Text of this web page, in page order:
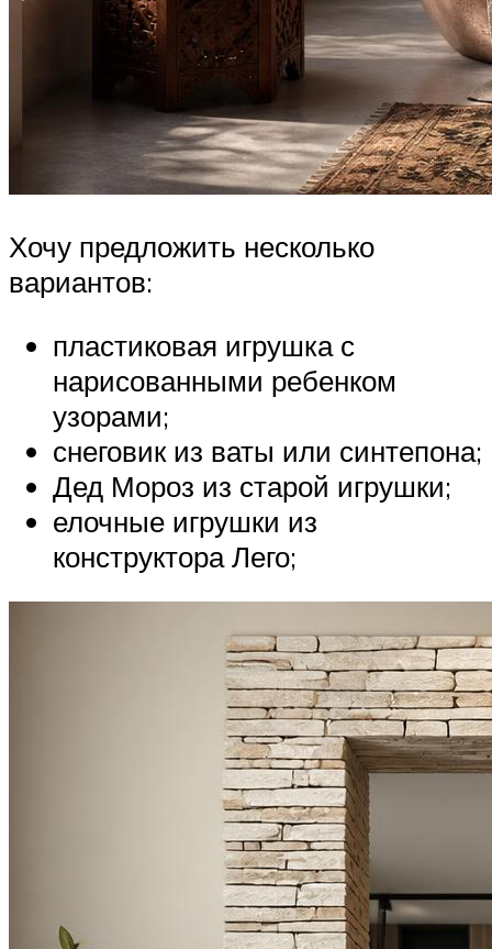
Хочу предложить несколько
вариантов:
пластиковая игрушка с
нарисованными ребенком
узорами;
снеговик из ваты или синтепона;
Дед Мороз из старой игрушки;
елочные игрушки из
конструктора Лего;